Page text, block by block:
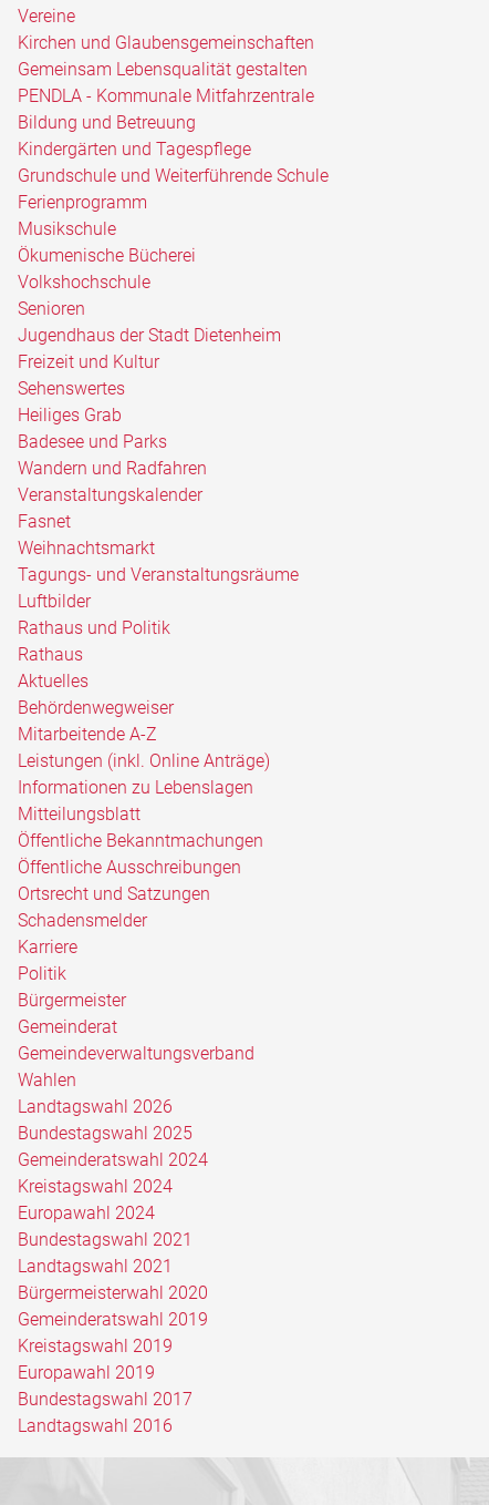
Vereine
Kirchen und Glaubensgemeinschaften
Gemeinsam Lebensqualität gestalten
PENDLA - Kommunale Mitfahrzentrale
Bildung und Betreuung
Kindergärten und Tagespflege
Grundschule und Weiterführende Schule
Ferienprogramm
Musikschule
Ökumenische Bücherei
Volkshochschule
Senioren
Jugendhaus der Stadt Dietenheim
Freizeit und Kultur
Sehenswertes
Heiliges Grab
Badesee und Parks
Wandern und Radfahren
Veranstaltungskalender
Fasnet
Weihnachtsmarkt
Tagungs- und Veranstaltungsräume
Luftbilder
Rathaus und Politik
Rathaus
Aktuelles
Behördenwegweiser
Mitarbeitende A-Z
Leistungen (inkl. Online Anträge)
Informationen zu Lebenslagen
Mitteilungsblatt
Öffentliche Bekanntmachungen
Öffentliche Ausschreibungen
Ortsrecht und Satzungen
Schadensmelder
Karriere
Politik
Bürgermeister
Gemeinderat
Gemeindeverwaltungsverband
Wahlen
Landtagswahl 2026
Bundestagswahl 2025
Gemeinderatswahl 2024
Kreistagswahl 2024
Europawahl 2024
Bundestagswahl 2021
Landtagswahl 2021
Bürgermeisterwahl 2020
Gemeinderatswahl 2019
Kreistagswahl 2019
Europawahl 2019
Bundestagswahl 2017
Landtagswahl 2016